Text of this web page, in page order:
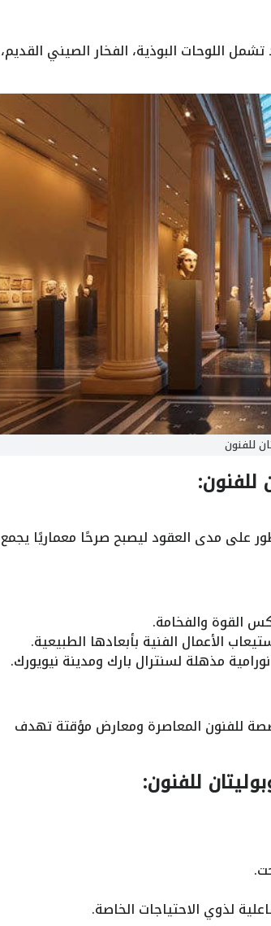
اللوحات البوذية، الفخار الصيني القديم،
للفنون
للفنون:
بتصميم متواضع عام 1870، لكنه تطور على مدى العقود ليصبح صرحًا معماريًا يجمع
القوة والفخامة.
الأعمال الفنية بأبعادها الطبيعية.
مذهلة لسنترال بارك ومدينة نيويورك.
للفنون المعاصرة ومعارض مؤقتة تهدف
للفنون:
لذوي الاحتياجات الخاصة.